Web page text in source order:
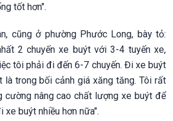
tốt hơn".
cũng ở phường Phước Long, bày tỏ:
2 chuyến xe buýt với 3-4 tuyến xe,
tôi phải đi đến 6-7 chuyến. Đi xe buýt
là trong bối cảnh giá xăng tăng. Tôi rất
cường nâng cao chất lượng xe buýt để
buýt nhiều hơn nữa".